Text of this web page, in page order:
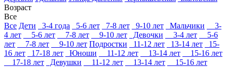
Возраст
Все
Все Дети 3-4 года 5-6 лет 7-8 лет 9-10 лет Мальчики
3-
4 лет
5-6 лет 7-8 лет 9-10 лет Девочки 3-4 лет
5-6
лет
7-8 лет 9-10 лет Подростки 11-12 лет 13-14 лет
15-
16 лет
17-18 лет Юноши 11-12 лет 13-14 лет
15-16 лет
17-18 лет
Девушки 11-12 лет 13-14 лет
15-16 лет